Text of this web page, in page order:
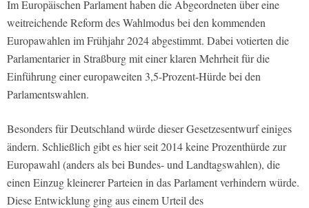
Im Europäischen Parlament haben die Abgeordneten über eine
weitreichende Reform des Wahlmodus bei den kommenden
Europawahlen im Frühjahr 2024 abgestimmt. Dabei votierten die
Parlamentarier in Straßburg mit einer klaren Mehrheit für die
Einführung einer europaweiten 3,5-Prozent-Hürde bei den
Parlamentswahlen.
Besonders für Deutschland würde dieser Gesetzesentwurf einiges
ändern. Schließlich gibt es hier seit 2014 keine Prozenthürde zur
Europawahl (anders als bei Bundes- und Landtagswahlen), die
einen Einzug kleinerer Parteien in das Parlament verhindern würde.
Diese Entwicklung ging aus einem Urteil des